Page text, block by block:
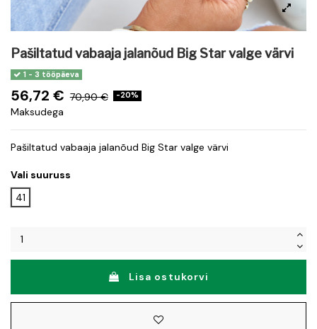
Pašiltatud vabaaja jalanõud Big Star valge värvi
1 - 3 tööpäeva
56,72 € 70,90 € -20%
Maksudega
Pašiltatud vabaaja jalanõud Big Star valge värvi
Vali suuruss
41
Lisa ostukorvi